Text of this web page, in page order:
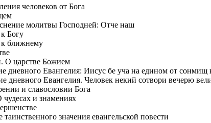
человеков от Бога
молитвы Господней: Отче наш
Богу
к ближнему
О царстве Божием
дневного Евангелия: Иисус бе уча на едином от сонмищ
дневного Евангелия. Человек некий сотвори вечерю
и славословии Бога
чудесах и знамениях
значения евангельской повести